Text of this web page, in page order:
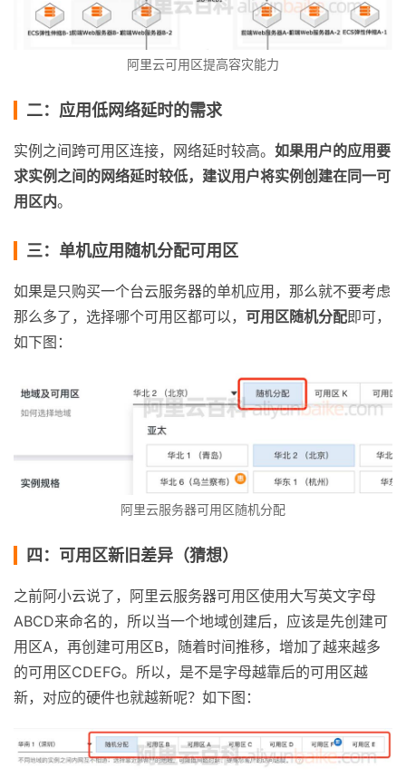
阿里云可用区提高容灾能力
二：应用低网络延时的需求
实例之间跨可用区连接，网络延时较高。 如果用户的应用要
求实例之间的网络延时较低，建议用户将实例创建在同一可
用区内。
三：单机应用随机分配可用区
如果是只购买一个台云服务器的单机应用，那么就不要考虑
那么多了，选择哪个可用区都可以， 可用区随机分配即可，
如下图：
阿里云服务器可用区随机分配
四：可用区新旧差异（猜想）
之前阿小云说了，阿里云服务器可用区使用大写英文字母
ABCD来命名的，所以当一个地域创建后，应该是先创建可
用区A，再创建可用区B，随着时间推移，增加了越来越多
的可用区CDEFG。所以，是不是字母越靠后的可用区越
新，对应的硬件也就越新呢？如下图：